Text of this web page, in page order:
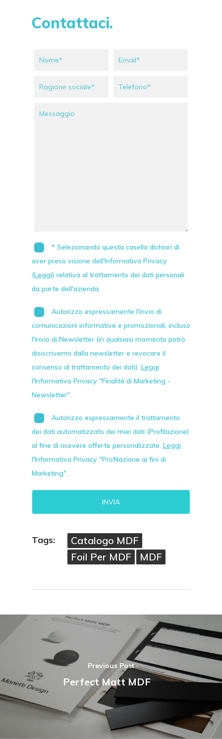
Contattaci.
* Selezionando questa casella dichiari di
aver preso visione dell'Informativa Privacy
(Leggi) relativa al trattamento dei dati personali
da parte dell'azienda.
Autorizzo espressamente l'invio di
comunicazioni informative e promozionali, incluso
l'invio di Newsletter (in qualsiasi momento potrò
disiscrivermi dalla newsletter e revocare il
consenso al trattamento dei dati). Leggi
l'Informativa Privacy "Finalità di Marketing -
Newsletter".
Autorizzo espressamente il trattamento
dei dati automatizzato dei miei dati (Profilazione)
al fine di ricevere offerte personalizzate. Leggi
l'Informativa Privacy "Profilazione ai fini di
Marketing".
Tags:
Catalogo MDF
Foil Per MDF
MDF
Previous Post
Perfect Matt MDF